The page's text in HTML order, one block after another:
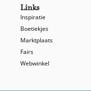
Links
Inspiratie
Boetiekjes
Marktplaats
Fairs
Webwinkel